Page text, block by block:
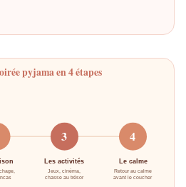
pyjama en 4 étapes
3
Les activités
Jeux, cinéma,
chasse au trésor
4
Le calme
Retour au calme
avant le coucher